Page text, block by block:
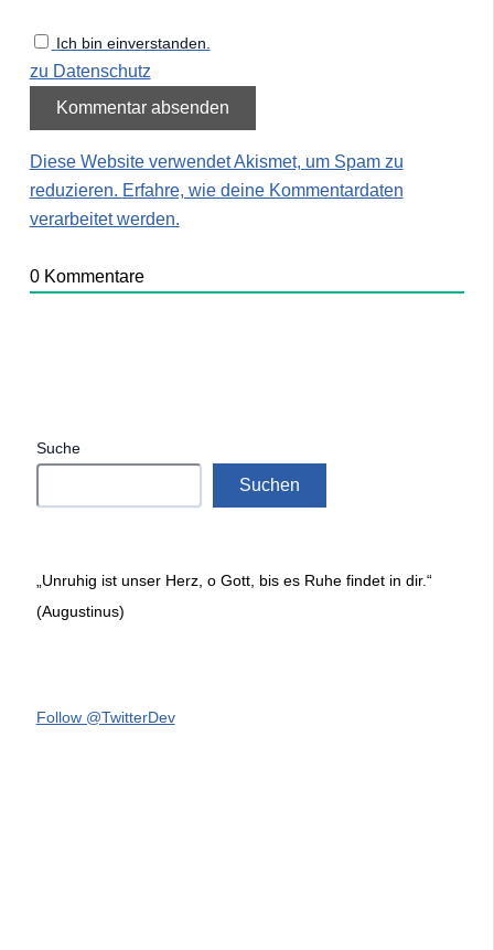
Ich bin einverstanden.
zu Datenschutz
Diese Website verwendet Akismet, um Spam zu
reduzieren. Erfahre, wie deine Kommentardaten
verarbeitet werden.
0Kommentare
Suche
Suchen
„Unruhig ist unser Herz, o Gott, bis es Ruhe findet in dir.“
(Augustinus)
Follow @TwitterDev